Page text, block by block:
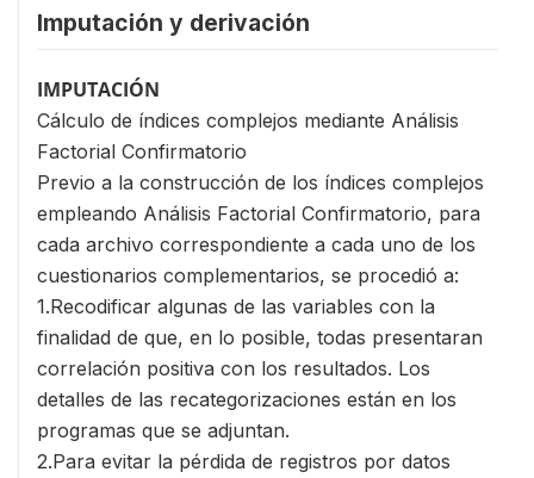
Imputación y derivación
IMPUTACIÓN
Cálculo de índices complejos mediante Análisis
Factorial Confirmatorio
Previo a la construcción de los índices complejos
empleando Análisis Factorial Confirmatorio, para
cada archivo correspondiente a cada uno de los
cuestionarios complementarios, se procedió a:
1.Recodificar algunas de las variables con la
finalidad de que, en lo posible, todas presentaran
correlación positiva con los resultados. Los
detalles de las recategorizaciones están en los
programas que se adjuntan.
2.Para evitar la pérdida de registros por datos